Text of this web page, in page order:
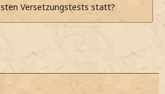
Versetzungstests statt?